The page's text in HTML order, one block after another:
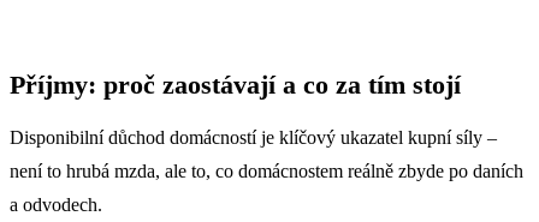
Příjmy: proč zaostávají a co za tím stojí
Disponibilní důchod domácností je klíčový ukazatel kupní síly –
není to hrubá mzda, ale to, co domácnostem reálně zbyde po daních
a odvodech.